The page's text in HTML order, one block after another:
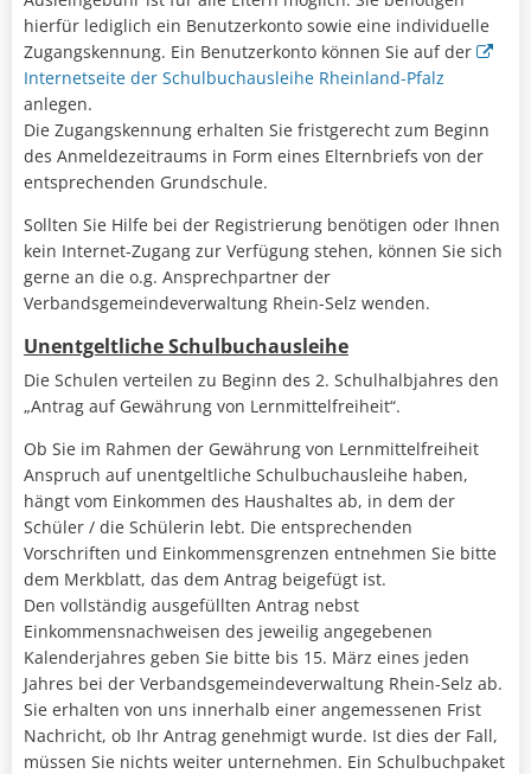
hierfür lediglich ein Benutzerkonto sowie eine individuelle
Zugangskennung. Ein Benutzerkonto können Sie auf der
Internetseite der Schulbuchausleihe Rheinland-Pfalz
anlegen.
Die Zugangskennung erhalten Sie fristgerecht zum Beginn
des Anmeldezeitraums in Form eines Elternbriefs von der
entsprechenden Grundschule.
Sollten Sie Hilfe bei der Registrierung benötigen oder Ihnen
kein Internet-Zugang zur Verfügung stehen, können Sie sich
gerne an die o.g. Ansprechpartner der
Verbandsgemeindeverwaltung Rhein-Selz wenden.
Unentgeltliche Schulbuchausleihe
Die Schulen verteilen zu Beginn des 2. Schulhalbjahres den
„Antrag auf Gewährung von Lernmittelfreiheit“.
Ob Sie im Rahmen der Gewährung von Lernmittelfreiheit
Anspruch auf unentgeltliche Schulbuchausleihe haben,
hängt vom Einkommen des Haushaltes ab, in dem der
Schüler / die Schülerin lebt. Die entsprechenden
Vorschriften und Einkommensgrenzen entnehmen Sie bitte
dem Merkblatt, das dem Antrag beigefügt ist.
Den vollständig ausgefüllten Antrag nebst
Einkommensnachweisen des jeweilig angegebenen
Kalenderjahres geben Sie bitte bis 15. März eines jeden
Jahres bei der Verbandsgemeindeverwaltung Rhein-Selz ab.
Sie erhalten von uns innerhalb einer angemessenen Frist
Nachricht, ob Ihr Antrag genehmigt wurde. Ist dies der Fall,
müssen Sie nichts weiter unternehmen. Ein Schulbuchpaket